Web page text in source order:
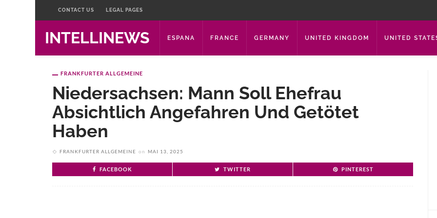
CONTACT US LEGAL PAGES
INTELLINEWS ESPANA FRANCE GERMANY UNITED KINGDOM UNITED
FRANKFURTER ALLGEMEINE
Niedersachsen: Mann Soll Ehefrau
Absichtlich Angefahren Und Getötet
Haben
FRANKFURTER ALLGEMEINE on MAI 13, 2025
FACEBOOK TWITTER PINTEREST